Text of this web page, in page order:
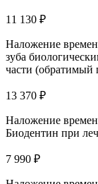
11 130 ₽
Наложение
зуба
части (обратимый
13 370 ₽
Наложение
Биодентин при
7 990 ₽